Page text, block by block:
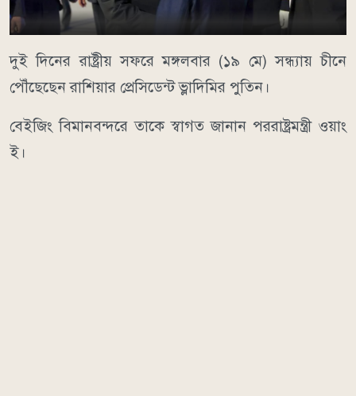
দুই দিনের রাষ্ট্রীয় সফরে মঙ্গলবার (১৯ মে) সন্ধ্যায় চীনে
পৌঁছেছেন রাশিয়ার প্রেসিডেন্ট ভ্লাদিমির পুতিন।
বেইজিং বিমানবন্দরে তাকে স্বাগত জানান পররাষ্ট্রমন্ত্রী ওয়াং
ই।